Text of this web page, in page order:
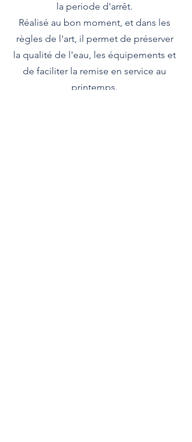
la periode d'arrêt.
Réalisé au bon moment, et dans les
règles de l'art, il permet de préserver
la qualité de l'eau, les équipements et
de faciliter la remise en service au
printemps.